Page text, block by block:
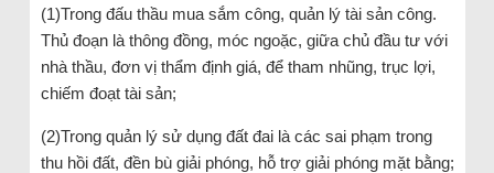
(1)Trong đấu thầu mua sắm công, quản lý tài sản công.
Thủ đoạn là thông đồng, móc ngoặc, giữa chủ đầu tư với
nhà thầu, đơn vị thẩm định giá, để tham nhũng, trục lợi,
chiếm đoạt tài sản;
(2)Trong quản lý sử dụng đất đai là các sai phạm trong
thu hồi đất, đền bù giải phóng, hỗ trợ giải phóng mặt bằng;